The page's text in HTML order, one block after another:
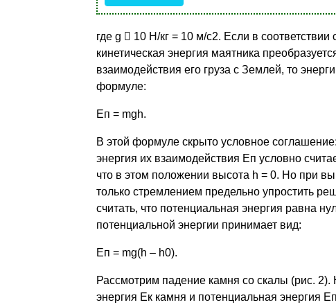
где g  10 Н/кг = 10 м/с2. Если в соответствии
кинетическая энергия маятника
взаимодействия его груза с Землей, то
формуле:
Еп = mgh.
В этой формуле скрыто условное
энергия их взаимодействия Еп условно
что в этом положении высота h = 0. Но при
только стремлением предельно упростить
считать, что потенциальная энергия равна
потенциальной энергии принимает вид:
Еп = mg(h – h0).
Рассмотрим падение камня со скалы (рис. 2).
энергия Ек камня и потенциальная энергия